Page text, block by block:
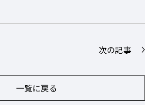
一覧に戻る
次の記事